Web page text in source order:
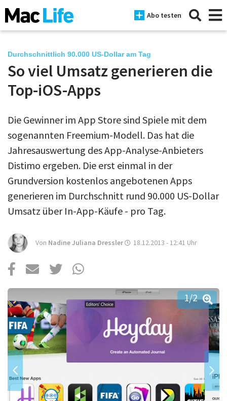
Abo testen
News
Mac
iPad
Tests
Tipps
Magazine
Podcast
Mac Life+
Anmelden
Durchschnittlich 90.000 US-Dollar am Tag
So viel Umsatz generieren die
Top-iOS-Apps
Die Gewinner im App Store sind Spiele mit dem
sogenannten Freemium-Modell. Das hat die
Jahresauswertung des App-Analyse-Anbieters
Distimo ergeben. Die erst einmal in der
Grundversion kostenlos angebotenen Apps
generieren im Durchschnitt rund 90.000 US-Dollar
Umsatz über In-App-Käufe - pro Tag.
Von Nadine Juliana Dressler 18.12.2013 - 12:41 Uhr
1/2